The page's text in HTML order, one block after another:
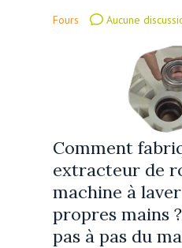
Fours Aucune
Comment
extracteur de
machine à
propres mains
pas à pas du